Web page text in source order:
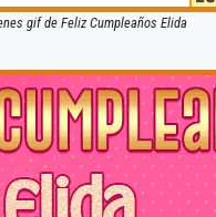
gif de Feliz Cumpleaños Elida